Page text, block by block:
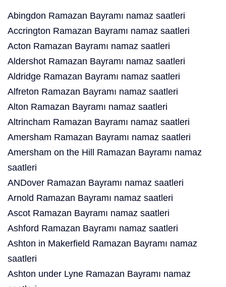
Abingdon Ramazan Bayramı namaz saatleri
Accrington Ramazan Bayramı namaz saatleri
Acton Ramazan Bayramı namaz saatleri
Aldershot Ramazan Bayramı namaz saatleri
Aldridge Ramazan Bayramı namaz saatleri
Alfreton Ramazan Bayramı namaz saatleri
Alton Ramazan Bayramı namaz saatleri
Altrincham Ramazan Bayramı namaz saatleri
Amersham Ramazan Bayramı namaz saatleri
Amersham on the Hill Ramazan Bayramı namaz
saatleri
ANDover Ramazan Bayramı namaz saatleri
Arnold Ramazan Bayramı namaz saatleri
Ascot Ramazan Bayramı namaz saatleri
Ashford Ramazan Bayramı namaz saatleri
Ashton in Makerfield Ramazan Bayramı namaz
saatleri
Ashton under Lyne Ramazan Bayramı namaz